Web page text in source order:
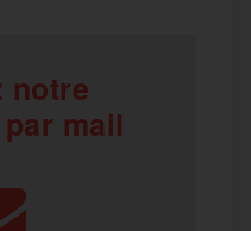
notre
mail